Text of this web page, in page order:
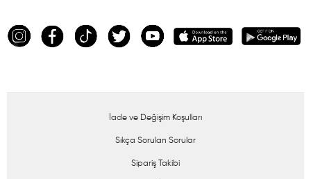
İade ve Değişim Koşulları
Sıkça Sorulan Sorular
Sipariş Takibi